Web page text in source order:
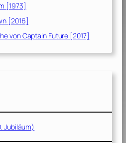
[1973]
[2016]
von Captain Future [2017]
Jubiläum)